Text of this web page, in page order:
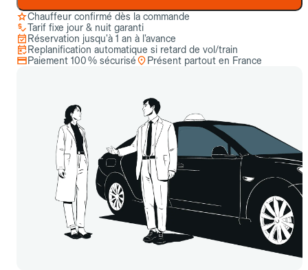
Chauffeur confirmé dès la commande
Tarif fixe jour & nuit garanti
Réservation jusqu’à 1 an à l’avance
Replanification automatique si retard de vol/train
Paiement 100 % sécurisé
Présent partout en France